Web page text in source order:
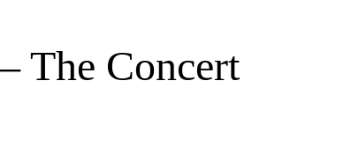
The Concert